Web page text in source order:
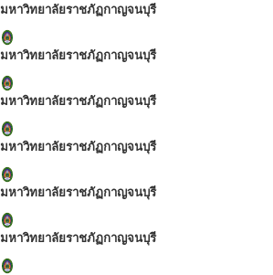
มหาวิทยาลัยราชภัฏกาญจนบุรี
มหาวิทยาลัยราชภัฏกาญจนบุรี
มหาวิทยาลัยราชภัฏกาญจนบุรี
มหาวิทยาลัยราชภัฏกาญจนบุรี
มหาวิทยาลัยราชภัฏกาญจนบุรี
มหาวิทยาลัยราชภัฏกาญจนบุรี